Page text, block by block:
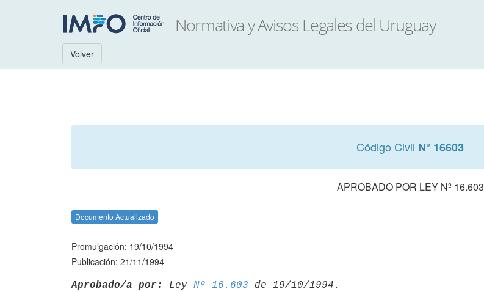
Volver
Código Civil N° 16603
APROBADO POR LEY Nº 16.603
Documento Actualizado
Promulgación: 19/10/1994
Publicación: 21/11/1994
Aprobado/a por: Ley Nº 16.603